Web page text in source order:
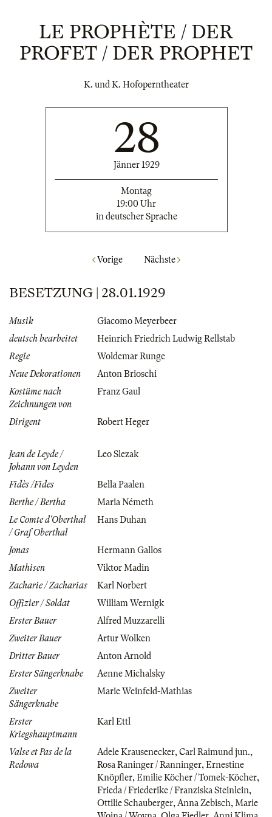
LE PROPHÈTE / DER
PROFET / DER PROPHET
K. und K. Hofoperntheater
28
Jänner 1929
Montag
19:00 Uhr
in deutscher Sprache
Vorige Nächste
BESETZUNG | 28.01.1929
Musik
Giacomo Meyerbeer
deutsch bearbeitet
Heinrich Friedrich Ludwig Rellstab
Regie
Woldemar Runge
Neue Dekorationen
Anton Brioschi
Kostüme nach
Zeichnungen von
Franz Gaul
Dirigent Robert Heger
Jean de Leyde /
Johann von Leyden
Leo Slezak
Fidès /Fides
Bella Paalen
Berthe / Bertha
Maria Németh
Le Comte d'Oberthal
/ Graf Oberthal
Hans Duhan
Jonas
Hermann Gallos
Mathisen
Viktor Madin
Zacharie / Zacharias
Karl Norbert
Offizier / Soldat
William Wernigk
Erster Bauer
Alfred Muzzarelli
Zweiter Bauer
Artur Wolken
Dritter Bauer
Anton Arnold
Erster Sängerknabe
Aenne Michalsky
Zweiter
Sängerknabe
Marie Weinfeld-Mathias
Erster
Kriegshauptmann
Karl Ettl
Valse et Pas de la
Redowa
Adele Krausenecker,Carl Raimund jun.,
Rosa Raninger / Ranninger,Ernestine
Knöpfler,Emilie Köcher / Tomek-Köcher,
Frieda / Friederike / Franziska Steinlein,
Ottilie Schauberger,Anna Zebisch,Marie